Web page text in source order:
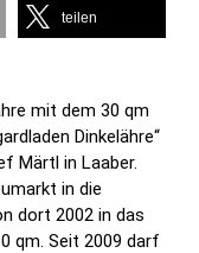
teilen
mit dem 30 qm
Dinkelähre“
Märtl in Laaber.
in die
dort 2002 in das
qm. Seit 2009 darf